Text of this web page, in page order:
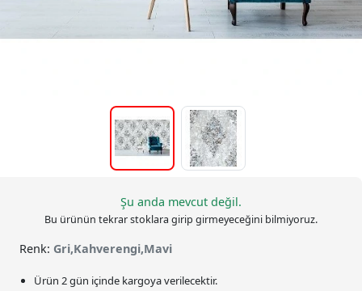
Şu anda mevcut değil.
Bu ürünün tekrar stoklara girip girmeyeceğini bilmiyoruz.
Renk: Gri,Kahverengi,Mavi
Ürün 2 gün içinde kargoya verilecektir.